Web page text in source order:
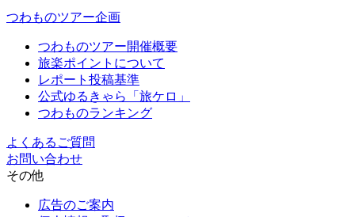
つわものツアー企画
つわものツアー開催概要
旅楽ポイントについて
レポート投稿基準
公式ゆるきゃら「旅ケロ」
つわものランキング
よくあるご質問
お問い合わせ
その他
広告のご案内